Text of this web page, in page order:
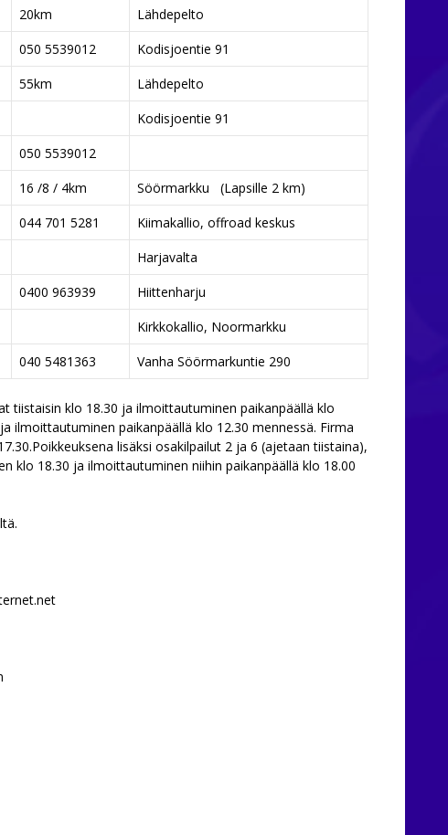
20km
Lähdepelto
050 5539012
Kodisjoentie 91
55km
Lähdepelto
Kodisjoentie 91
050 5539012
16 /8 / 4km
Söörmarkku (Lapsille 2 km)
044 701 5281
Kiimakallio, offroad keskus
Harjavalta
0400 963939
Hiittenharju
Kirkkokallio, Noormarkku
040 5481363 Vanha Söörmarkuntie 290
tiistaisin klo 18.30 ja ilmoittautuminen paikanpäällä klo
ilmoittautuminen paikanpäällä klo 12.30 mennessä. Firma
lisäksi osakilpailut 2 ja 6 (ajetaan tiistaina),
klo 18.30 ja ilmoittautuminen niihin paikanpäällä klo 18.00